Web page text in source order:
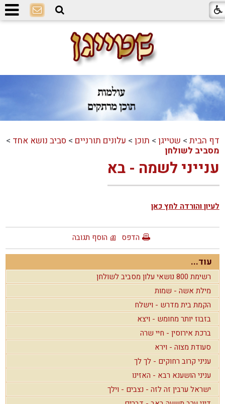
דף הבית > שטייגן > תוכן > עלונים תורניים > סביב נושא אחד >
מסביב לשולחן
ענייני לשמה - בא
לעיון והורדה לחץ כאן
הדפס הוסף תגובה
עוד...
רשימת 800 נושאי עלון מסביב לשולחן
מילת אשה - שמות
הקמת בית מדרש - וישלח
בזבוז יותר מחומש - ויצא
ברכת אירוסין - חיי שרה
סעודת מצוה - וירא
עניני קרוב רחוקים - לך לך
עניני הושענא רבא - האזינו
ישראל ערבין זה לזה - נצבים - וילך